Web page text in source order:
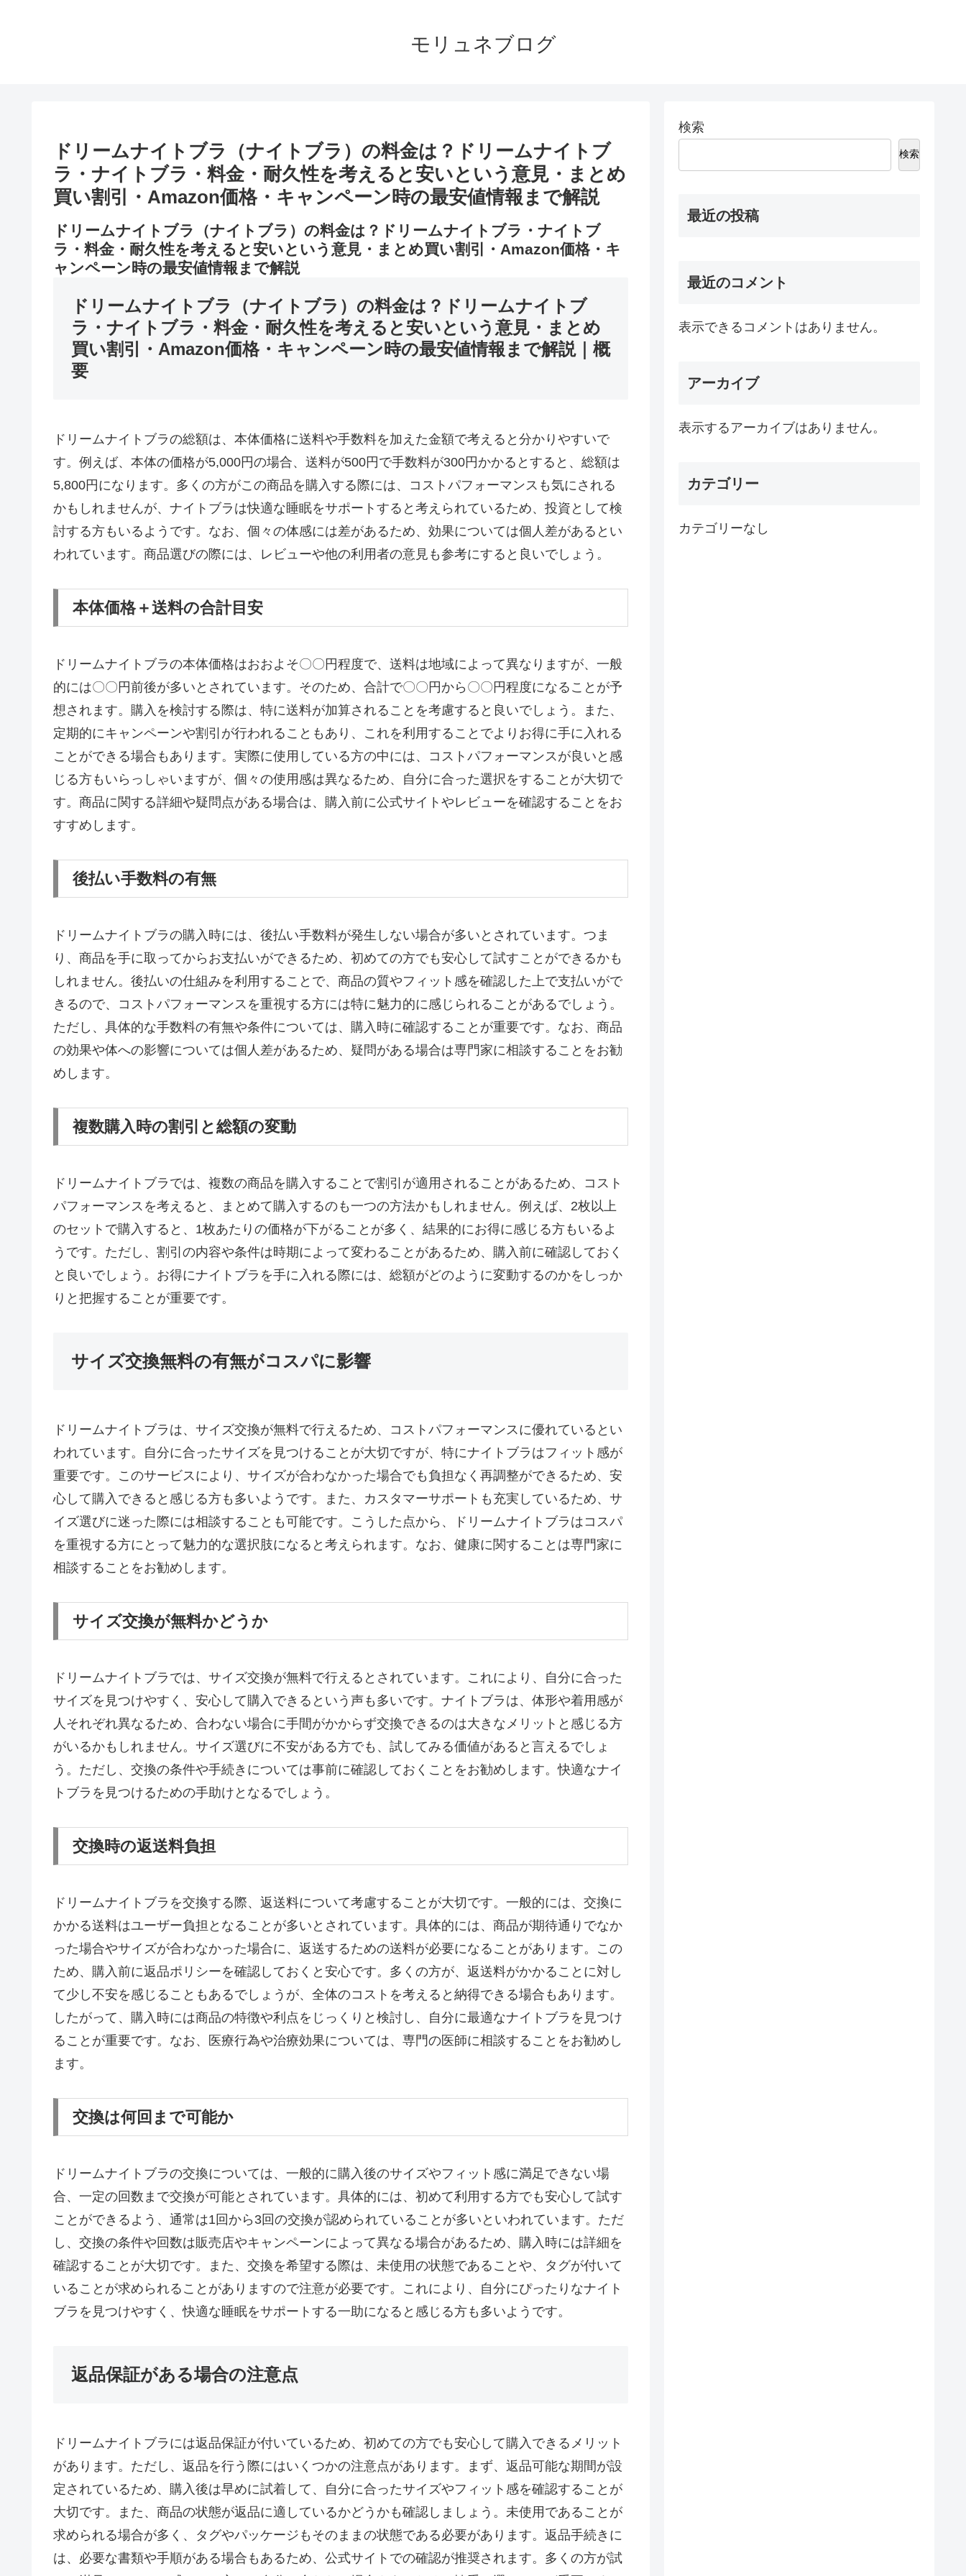
モリュネブログ
ドリームナイトブラ（ナイトブラ）の料金は？ドリームナイトブ
ラ・ナイトブラ・料金・耐久性を考えると安いという意見・まとめ
買い割引・Amazon価格・キャンペーン時の最安値情報まで解説
ドリームナイトブラ（ナイトブラ）の料金は？ドリームナイトブラ・ナイトブ
ラ・料金・耐久性を考えると安いという意見・まとめ買い割引・Amazon価格・キ
ャンペーン時の最安値情報まで解説
ドリームナイトブラ（ナイトブラ）の料金は？ドリームナイトブ
ラ・ナイトブラ・料金・耐久性を考えると安いという意見・まとめ
買い割引・Amazon価格・キャンペーン時の最安値情報まで解説｜概
要
ドリームナイトブラの総額は、本体価格に送料や手数料を加えた金額で考えると分かりやすいで
す。例えば、本体の価格が5,000円の場合、送料が500円で手数料が300円かかるとすると、総額は
5,800円になります。多くの方がこの商品を購入する際には、コストパフォーマンスも気にされる
かもしれませんが、ナイトブラは快適な睡眠をサポートすると考えられているため、投資として検
討する方もいるようです。なお、個々の体感には差があるため、効果については個人差があるとい
われています。商品選びの際には、レビューや他の利用者の意見も参考にすると良いでしょう。
本体価格＋送料の合計目安
ドリームナイトブラの本体価格はおおよそ〇〇円程度で、送料は地域によって異なりますが、一般
的には〇〇円前後が多いとされています。そのため、合計で〇〇円から〇〇円程度になることが予
想されます。購入を検討する際は、特に送料が加算されることを考慮すると良いでしょう。また、
定期的にキャンペーンや割引が行われることもあり、これを利用することでよりお得に手に入れる
ことができる場合もあります。実際に使用している方の中には、コストパフォーマンスが良いと感
じる方もいらっしゃいますが、個々の使用感は異なるため、自分に合った選択をすることが大切で
す。商品に関する詳細や疑問点がある場合は、購入前に公式サイトやレビューを確認することをお
すすめします。
後払い手数料の有無
ドリームナイトブラの購入時には、後払い手数料が発生しない場合が多いとされています。つま
り、商品を手に取ってからお支払いができるため、初めての方でも安心して試すことができるかも
しれません。後払いの仕組みを利用することで、商品の質やフィット感を確認した上で支払いがで
きるので、コストパフォーマンスを重視する方には特に魅力的に感じられることがあるでしょう。
ただし、具体的な手数料の有無や条件については、購入時に確認することが重要です。なお、商品
の効果や体への影響については個人差があるため、疑問がある場合は専門家に相談することをお勧
めします。
複数購入時の割引と総額の変動
ドリームナイトブラでは、複数の商品を購入することで割引が適用されることがあるため、コスト
パフォーマンスを考えると、まとめて購入するのも一つの方法かもしれません。例えば、2枚以上
のセットで購入すると、1枚あたりの価格が下がることが多く、結果的にお得に感じる方もいるよ
うです。ただし、割引の内容や条件は時期によって変わることがあるため、購入前に確認しておく
と良いでしょう。お得にナイトブラを手に入れる際には、総額がどのように変動するのかをしっか
りと把握することが重要です。
サイズ交換無料の有無がコスパに影響
ドリームナイトブラは、サイズ交換が無料で行えるため、コストパフォーマンスに優れているとい
われています。自分に合ったサイズを見つけることが大切ですが、特にナイトブラはフィット感が
重要です。このサービスにより、サイズが合わなかった場合でも負担なく再調整ができるため、安
心して購入できると感じる方も多いようです。また、カスタマーサポートも充実しているため、サ
イズ選びに迷った際には相談することも可能です。こうした点から、ドリームナイトブラはコスパ
を重視する方にとって魅力的な選択肢になると考えられます。なお、健康に関することは専門家に
相談することをお勧めします。
サイズ交換が無料かどうか
ドリームナイトブラでは、サイズ交換が無料で行えるとされています。これにより、自分に合った
サイズを見つけやすく、安心して購入できるという声も多いです。ナイトブラは、体形や着用感が
人それぞれ異なるため、合わない場合に手間がかからず交換できるのは大きなメリットと感じる方
がいるかもしれません。サイズ選びに不安がある方でも、試してみる価値があると言えるでしょ
う。ただし、交換の条件や手続きについては事前に確認しておくことをお勧めします。快適なナイ
トブラを見つけるための手助けとなるでしょう。
交換時の返送料負担
ドリームナイトブラを交換する際、返送料について考慮することが大切です。一般的には、交換に
かかる送料はユーザー負担となることが多いとされています。具体的には、商品が期待通りでなか
った場合やサイズが合わなかった場合に、返送するための送料が必要になることがあります。この
ため、購入前に返品ポリシーを確認しておくと安心です。多くの方が、返送料がかかることに対し
て少し不安を感じることもあるでしょうが、全体のコストを考えると納得できる場合もあります。
したがって、購入時には商品の特徴や利点をじっくりと検討し、自分に最適なナイトブラを見つけ
ることが重要です。なお、医療行為や治療効果については、専門の医師に相談することをお勧めし
ます。
交換は何回まで可能か
ドリームナイトブラの交換については、一般的に購入後のサイズやフィット感に満足できない場
合、一定の回数まで交換が可能とされています。具体的には、初めて利用する方でも安心して試す
ことができるよう、通常は1回から3回の交換が認められていることが多いといわれています。ただ
し、交換の条件や回数は販売店やキャンペーンによって異なる場合があるため、購入時には詳細を
確認することが大切です。また、交換を希望する際は、未使用の状態であることや、タグが付いて
いることが求められることがありますので注意が必要です。これにより、自分にぴったりなナイト
ブラを見つけやすく、快適な睡眠をサポートする一助になると感じる方も多いようです。
返品保証がある場合の注意点
ドリームナイトブラには返品保証が付いているため、初めての方でも安心して購入できるメリット
があります。ただし、返品を行う際にはいくつかの注意点があります。まず、返品可能な期間が設
定されているため、購入後は早めに試着して、自分に合ったサイズやフィット感を確認することが
大切です。また、商品の状態が返品に適しているかどうかも確認しましょう。未使用であることが
求められる場合が多く、タグやパッケージもそのままの状態である必要があります。返品手続きに
は、必要な書類や手順がある場合もあるため、公式サイトでの確認が推奨されます。多くの方が試
検索
検索
最近の投稿
最近のコメント
表示できるコメントはありません。
アーカイブ
表示するアーカイブはありません。
カテゴリー
カテゴリーなし